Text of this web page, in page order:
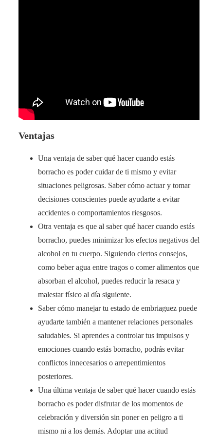
Ventajas
Una ventaja de saber qué hacer cuando estás
borracho es poder cuidar de ti mismo y evitar
situaciones peligrosas. Saber cómo actuar y tomar
decisiones conscientes puede ayudarte a evitar
accidentes o comportamientos riesgosos.
Otra ventaja es que al saber qué hacer cuando estás
borracho, puedes minimizar los efectos negativos del
alcohol en tu cuerpo. Siguiendo ciertos consejos,
como beber agua entre tragos o comer alimentos que
absorban el alcohol, puedes reducir la resaca y
malestar físico al día siguiente.
Saber cómo manejar tu estado de embriaguez puede
ayudarte también a mantener relaciones personales
saludables. Si aprendes a controlar tus impulsos y
emociones cuando estás borracho, podrás evitar
conflictos innecesarios o arrepentimientos
posteriores.
Una última ventaja de saber qué hacer cuando estás
borracho es poder disfrutar de los momentos de
celebración y diversión sin poner en peligro a ti
mismo ni a los demás. Adoptar una actitud